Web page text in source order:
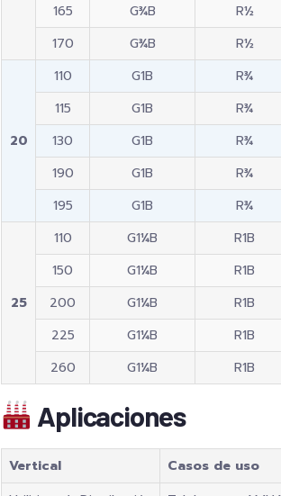
165
G¾B R½
170
G¾B R½
20
110 G1B R¾
115
G1B R¾
130
G1B R¾
190
G1B R¾
195
G1B R¾
25
110 G1¼B R1B
150
G1¼B R1B
200
G1¼B R1B
225
G1¼B R1B
260
G1¼B R1B
Aplicaciones
Vertical
Casos de uso